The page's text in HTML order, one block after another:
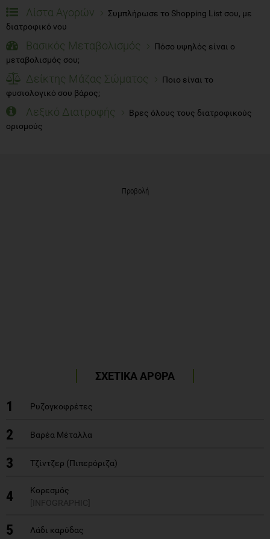
Λίστα Αγορών
Συμπλήρωσε το Shopping List σου, με
διατροφικό νου
Βασικός Μεταβολισμός
Πόσο υψηλός είναι ο
μεταβολισμός σου;
Δείκτης Μάζας Σώματος
Ποιο είναι το
φυσιολογικό σου βάρος;
Λεξικό Διατροφής
Βρες όλους τους διατροφικούς
ορισμούς
Προβολή
ΣΧΕΤΙΚΑ ΑΡΘΡΑ
1 Ρυζογκοφρέτες
2 Βαρέα Μέταλλα
3 Τζίντζερ (Πιπερόριζα)
4
Κορεσμός
[INFOGRAPHIC]
5 Λάδι καρύδας